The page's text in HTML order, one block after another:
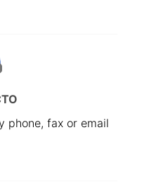
phone, fax or email